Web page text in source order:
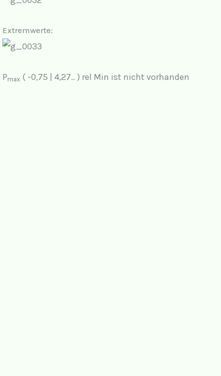
Extremwerte:
Pmax ( -0,75 | 4,27.. ) rel Min ist nicht vorhanden